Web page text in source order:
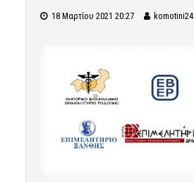
18 Μαρτίου 2021 20:27 komotini24